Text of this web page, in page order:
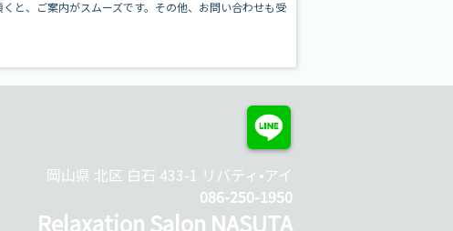
と、ご案内がスムーズです。その他、お問い合わせも受
岡山県 北区 白石 433-1 リバティ•アイ
086-250-1950
Relaxation Salon NASUTA